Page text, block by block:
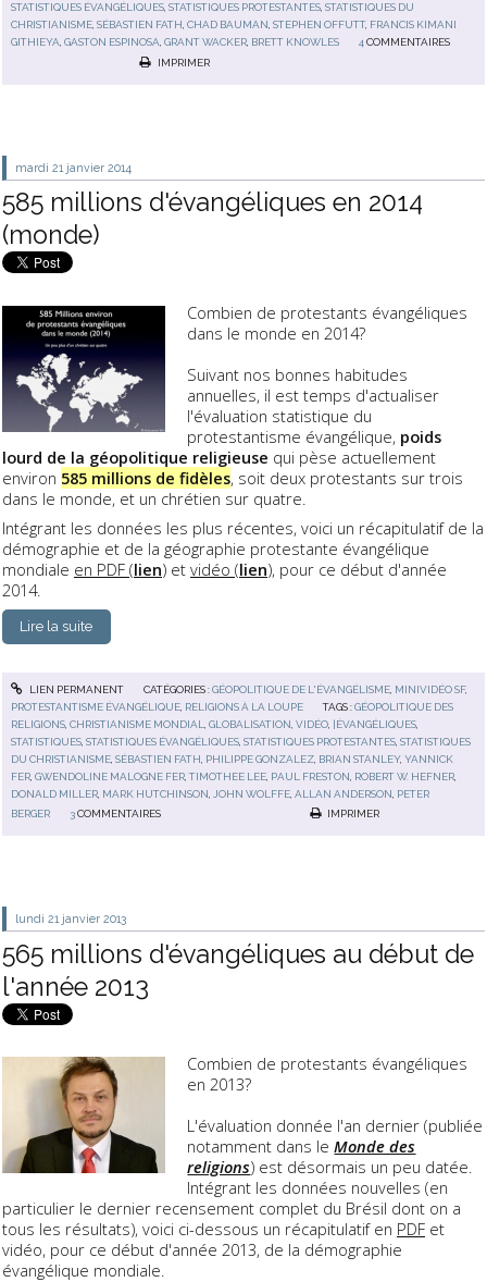
STATISTIQUES ÉVANGÉLIQUES,STATISTIQUES PROTESTANTES,STATISTIQUES DU
CHRISTIANISME,SÉBASTIEN FATH,CHAD BAUMAN,STEPHEN OFFUTT, FRANCIS KIMANI
GITHIEYA,GASTON ESPINOSA,GRANT WACKER, BRETT KNOWLES 4 COMMENTAIRES
IMPRIMER
mardi 21 janvier 2014
585 millions d'évangéliques en 2014
(monde)
Combien de protestants évangéliques
dans le monde en 2014?
Suivant nos bonnes habitudes
annuelles, il est temps d'actualiser
l'évaluation statistique du
protestantisme évangélique, poids
lourd de la géopolitique religieuse qui pèse actuellement
environ 585 millions de fidèles, soit deux protestants sur trois
dans le monde, et un chrétien sur quatre.
Intégrant les données les plus récentes, voici un récapitulatif de la
démographie et de la géographie protestante évangélique
mondiale en PDF (lien) et vidéo (lien), pour ce début d'année
2014.
Lire la suite
LIEN PERMANENT CATÉGORIES :GÉOPOLITIQUE DE L'ÉVANGÉLISME, MINIVIDÉO SF,
PROTESTANTISME ÉVANGÉLIQUE RELIGIONS À LA LOUPE TAGS :GÉOPOLITIQUE DES
RELIGIONS ,CHRISTIANISME MONDIAL ,GLOBALISATION ,VIDÉO |ÉVANGÉLIQUES
STATISTIQUES ,STATISTIQUES ÉVANGÉLIQUES ,STATISTIQUES PROTESTANTES ,STATISTIQUES
DU CHRISTIANISME ,SÉBASTIEN FATH PHILIPPE GONZALEZ BRIAN STANLEY,YANNICK
FER ,GWENDOLINE MALOGNE FER ,TIMOTHEE LEE PAUL FRESTON ROBERT W. HEFNER
DONALD MILLER MARK HUTCHINSON JOHN WOLFFE ,ALLAN ANDERSON PETER
BERGER
3 COMMENTAIRES IMPRIMER
lundi 21 janvier 2013
565 millions d'évangéliques au début de
l'année 2013
Combien de protestants évangéliques
en 2013?
L'évaluation donnée l'an dernier (publiée
notamment dans leMonde des
religions) est désormais un peu datée.
Intégrant les données nouvelles (en
particulier le dernier recensement complet du Brésil dont on a
tous les résultats), voici ci-dessous un récapitulatif en PDF et
vidéo, pour ce début d'année 2013, de la démographie
évangélique mondiale.